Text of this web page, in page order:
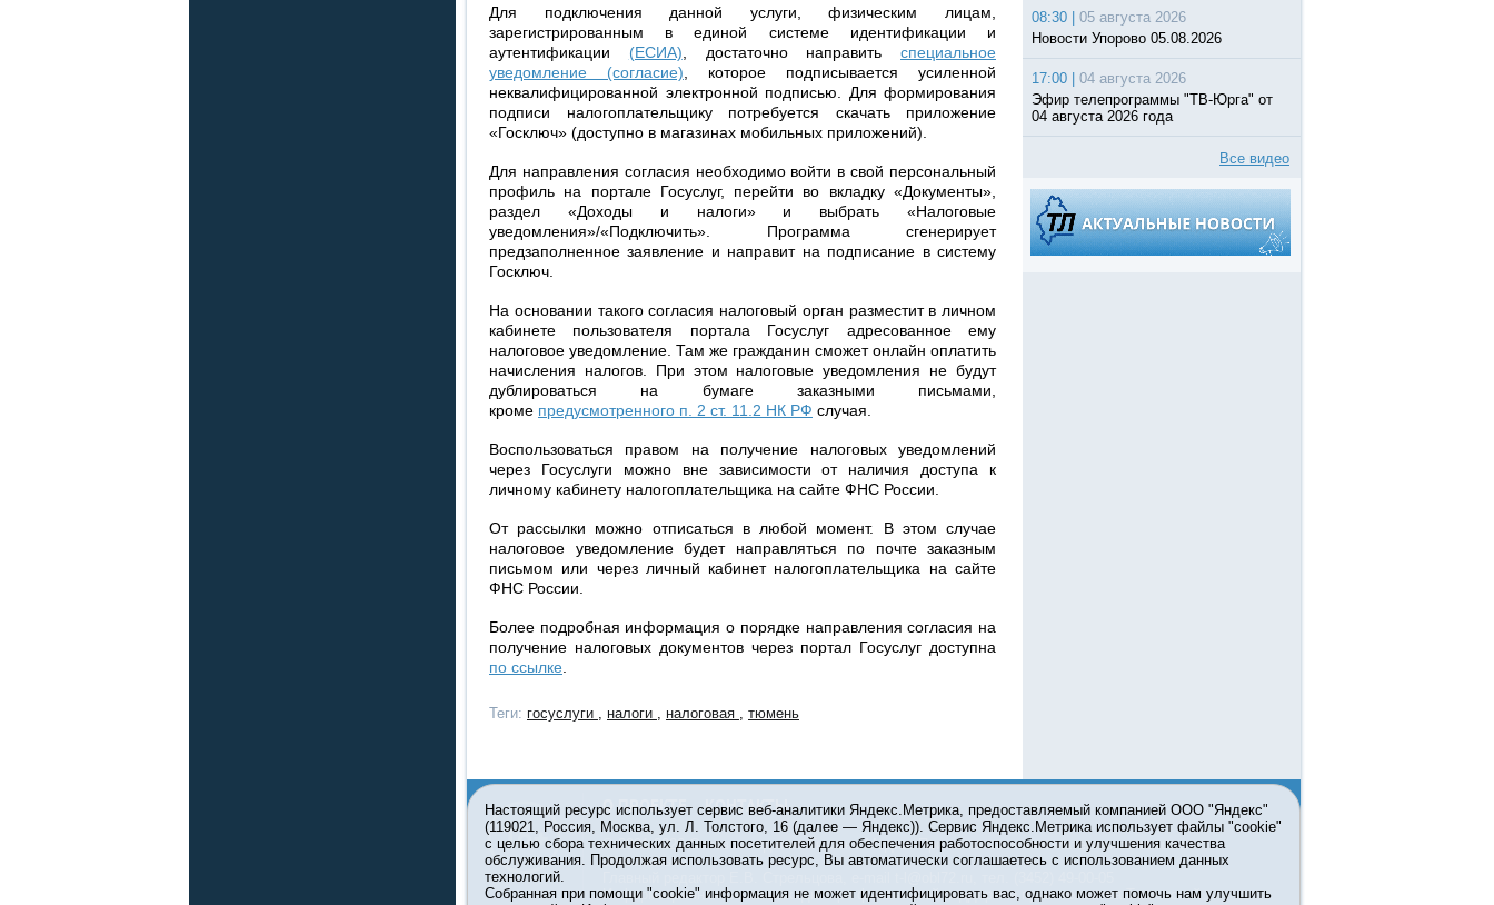
Для подключения данной услуги, физическим лицам,
зарегистрированным в единой системе идентификации и
аутентификации (ЕСИА) , достаточно направить специальное
уведомление (согласие) , которое подписывается усиленной
неквалифицированной электронной подписью. Для формирования
подписи налогоплательщику потребуется скачать приложение
«Госключ» (доступно в магазинах мобильных приложений).
Для направления согласия необходимо войти в свой персональный
профиль на портале Госуслуг, перейти во вкладку «Документы»,
раздел «Доходы и налоги» и выбрать «Налоговые
уведомления»/«Подключить». Программа сгенерирует
предзаполненное заявление и направит на подписание в систему
Госключ.
На основании такого согласия налоговый орган разместит в личном
кабинете пользователя портала Госуслуг адресованное ему
налоговое уведомление. Там же гражданин сможет онлайн оплатить
начисления налогов. При этом налоговые уведомления не будут
дублироваться на бумаге заказными письмами,
кроме предусмотренного п. 2 ст. 11.2 НК РФ случая.
Воспользоваться правом на получение налоговых уведомлений
через Госуслуги можно вне зависимости от наличия доступа к
личному кабинету налогоплательщика на сайте ФНС России.
От рассылки можно отписаться в любой момент. В этом случае
налоговое уведомление будет направляться по почте заказным
письмом или через личный кабинет налогоплательщика на сайте
ФНС России.
Более подробная информация о порядке направления согласия на
получение налоговых документов через портал Госуслуг доступна
по ссылке
Теги: госуслуги , налоги , налоговая , тюмень
08:30 |
05 августа 2026
Новости Упорово 05.08.2026
17:00 |
04 августа 2026
Эфир телепрограммы "ТВ-Юрга" от
04 августа 2026 года
Все видео
О ПРОЕКТЕ КОНТАКТЫ
© 2001-2026 Сетевое издание Тюмень Медиа. При использовании материалов ссылка
обязательна.
Информационная лента выходит при финансовой поддержке правительства Тюменской
Настоящий ресурс использует сервис веб-аналитики Яндекс.Метрика, предоставляемый компанией ООО "Яндекс"
(119021, Россия, Москва, ул. Л. Толстого, 16 (далее — Яндекс)). Сервис Яндекс.Метрика использует файлы "cookie"
с целью сбора технических данных посетителей для обеспечения работоспособности и улучшения качества
обслуживания. Продолжая использовать ресурс, Вы автоматически соглашаетесь с использованием данных
технологий.
Собранная при помощи "cookie" информация не может идентифицировать вас, однако может помочь нам улучшить